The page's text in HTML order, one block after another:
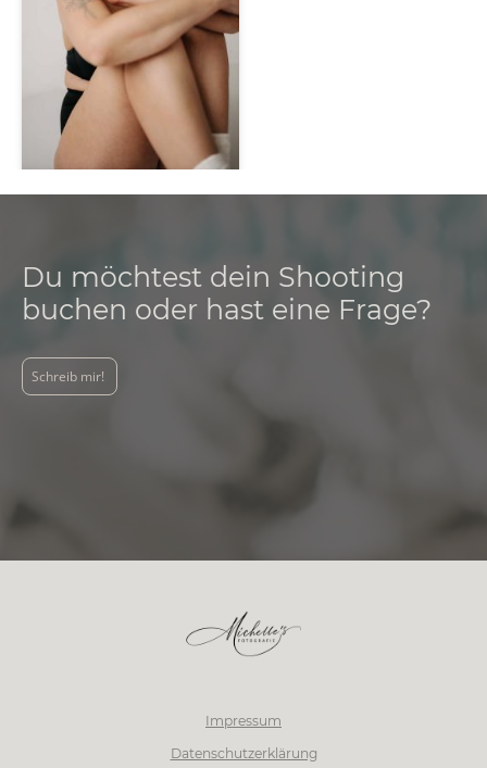
Du möchtest dein Shooting
buchen oder hast eine Frage?
Schreib mir!
Impressum
Datenschutzerklärung